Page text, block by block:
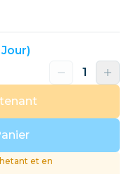
et en